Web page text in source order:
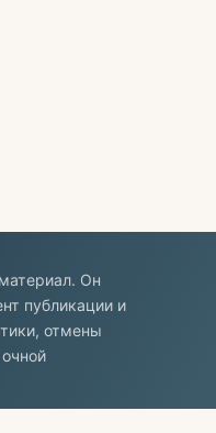
Он
публикации и
отмены